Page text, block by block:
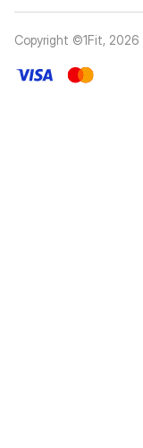
Copyright ©1Fit, 2026